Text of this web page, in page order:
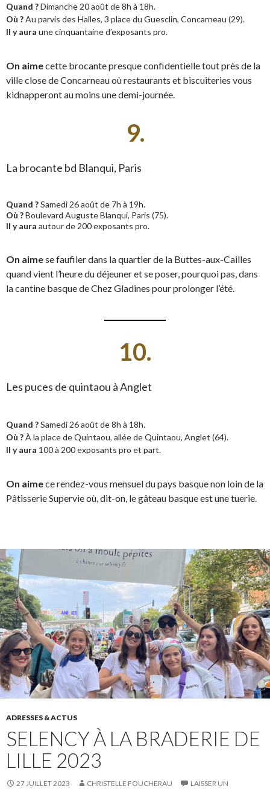
Quand ?Dimanche 20 août de 8h à 18h.
Où ?Au parvis des Halles, 3 place du Guesclin, Concarneau (29).
Il y aura une cinquantaine d’exposants pro.
On aimecette brocante presque confidentielle tout près de la
ville close de Concarneau où restaurants et biscuiteries vous
kidnapperont au moins une demi-journée.
9.
La brocante bd Blanqui, Paris
Quand ?Samedi 26 août de 7h à 19h.
Où ?Boulevard Auguste Blanqui, Paris (75).
Il y aura autour de 200 exposants pro.
On aimese faufiler dans la quartier de la Buttes-aux-Cailles
quand vient l’heure du déjeuner et se poser, pourquoi pas, dans
la cantine basque de Chez Gladines pour prolonger l’été.
10.
Les puces de quintaou à Anglet
Quand ?Samedi 26 août de 8h à 18h.
Où ?À la place de Quintaou, allée de Quintaou, Anglet (64).
Il y aura 100 à 200 exposants pro et part.
On aimece rendez-vous mensuel du pays basque non loin de la
Pâtisserie Supervie où, dit-on, le gâteau basque est une tuerie.
ADRESSES & ACTUS
SELENCY À LA BRADERIE DE
LILLE 2023
27 JUILLET 2023 CHRISTELLE FOUCHERAU
LAISSER UN